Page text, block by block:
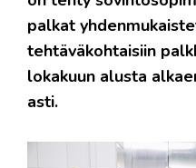
palkat
tehtäväkohtaisiin
lokakuun alusta
asti.